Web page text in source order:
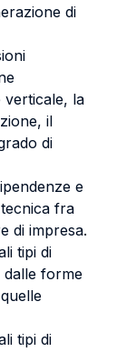
di
verticale, la
il
di
e
fra
di impresa.
tipi di
forme
tipi di